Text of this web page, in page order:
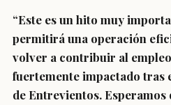
“Este es un hito muy
permitirá una operación
volver a contribuir al
fuertemente impactado tras
de Entrevientos.